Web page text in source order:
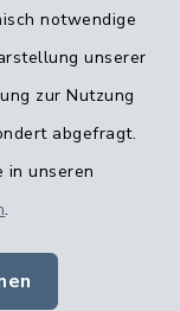
notwendige
unserer
zur Nutzung
abgefragt.
in unseren
.